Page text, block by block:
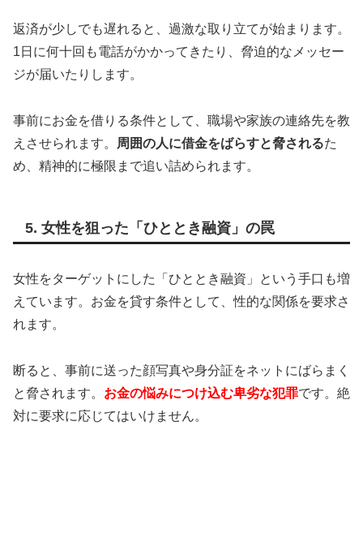
返済が少しでも遅れると、過激な取り立てが始まります。
1日に何十回も電話がかかってきたり、脅迫的なメッセー
ジが届いたりします。
事前にお金を借りる条件として、職場や家族の連絡先を教
えさせられます。
周囲の人に借金をばらすと脅されるた
め、精神的に極限まで追い詰められます。
5. 女性を狙った「ひととき融資」の罠
女性をターゲットにした「ひととき融資」という手口も増
えています。お金を貸す条件として、性的な関係を要求さ
れます。
断ると、事前に送った顔写真や身分証をネットにばらまく
と脅されます。 お金の悩みにつけ込む卑劣な犯罪です。絶
対に要求に応じてはいけません。